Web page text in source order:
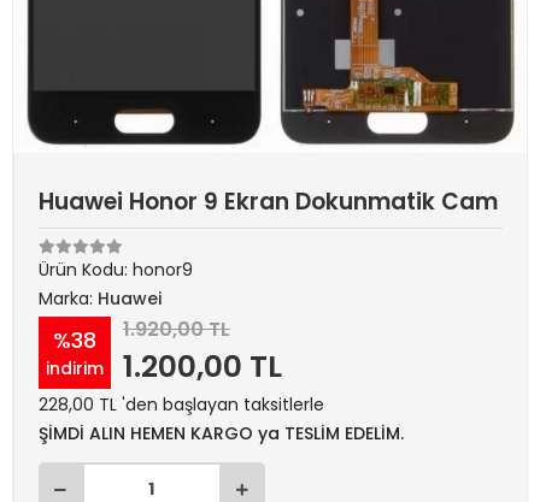
Huawei Honor 9 Ekran Dokunmatik Cam
Ürün Kodu: honor9
Marka: Huawei
%38
indirim
1.920,00 TL
1.200,00 TL
228,00 TL 'den başlayan taksitlerle
ŞİMDİ ALIN HEMEN KARGO ya TESLİM EDELİM.